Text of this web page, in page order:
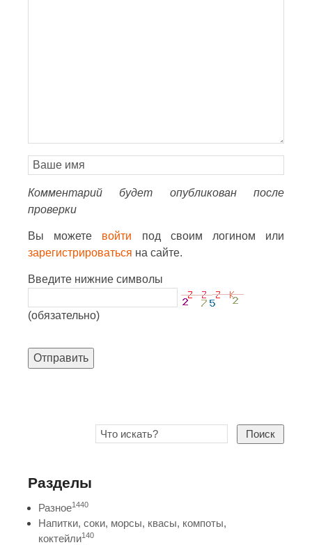
Комментарий будет опубликован после
проверки
Вы можете войти под своим логином или
зарегистрироваться на сайте.
Введите нижние символы
(обязательно)
Отправить
Поиск
Разделы
Разное1440
Напитки, соки, морсы, квасы, компоты,
коктейли140